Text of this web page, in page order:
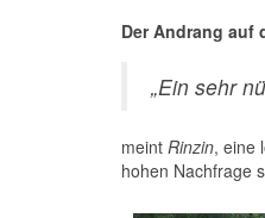
Der Andrang auf
„Ein sehr
meint Rinzin, eine
hohen Nachfrage